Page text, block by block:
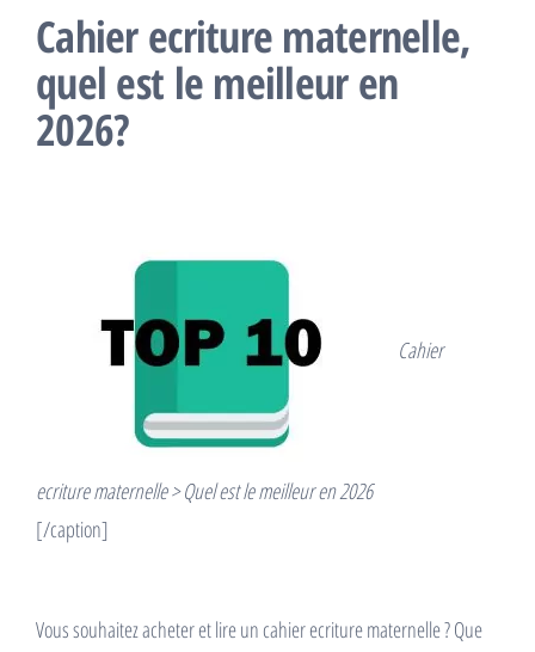
Cahier ecriture maternelle,
quel est le meilleur en
2026?
Cahier
ecriture maternelle > Quel est le meilleur en 2026
[/caption]
Vous souhaitez acheter et lire un cahier ecriture maternelle ? Que